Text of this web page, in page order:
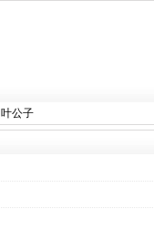
叶公子